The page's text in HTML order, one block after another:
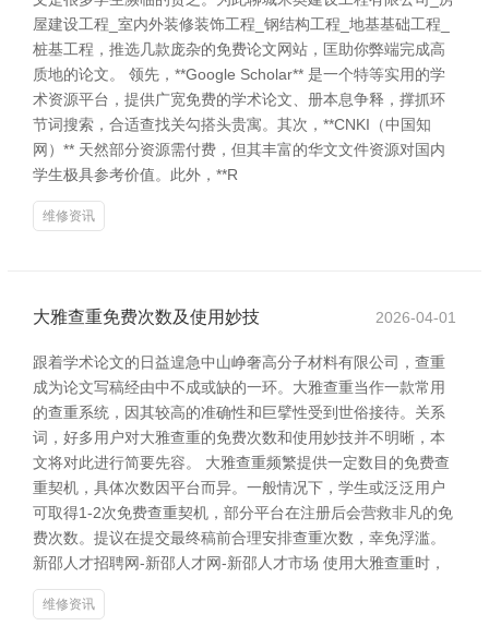
屋建设工程_室内外装修装饰工程_钢结构工程_地基基础工程_
桩基工程，推选几款庞杂的免费论文网站，匡助你弊端完成高
质地的论文。 领先，**Google Scholar** 是一个特等实用的学
术资源平台，提供广宽免费的学术论文、册本息争释，撑抓环
节词搜索，合适查找关勾搭头贵寓。其次，**CNKI（中国知
网）** 天然部分资源需付费，但其丰富的华文文件资源对国内
学生极具参考价值。此外，**R
维修资讯
大雅查重免费次数及使用妙技 2026-04-01
跟着学术论文的日益遑急中山峥奢高分子材料有限公司，查重
成为论文写稿经由中不成或缺的一环。大雅查重当作一款常用
的查重系统，因其较高的准确性和巨擘性受到世俗接待。关系
词，好多用户对大雅查重的免费次数和使用妙技并不明晰，本
文将对此进行简要先容。 大雅查重频繁提供一定数目的免费查
重契机，具体次数因平台而异。一般情况下，学生或泛泛用户
可取得1-2次免费查重契机，部分平台在注册后会营救非凡的免
费次数。提议在提交最终稿前合理安排查重次数，幸免浮滥。
新邵人才招聘网-新邵人才网-新邵人才市场 使用大雅查重时，
维修资讯